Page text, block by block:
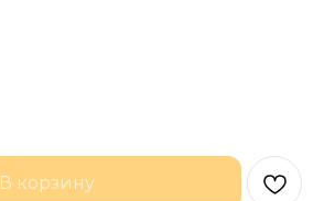
В корзину